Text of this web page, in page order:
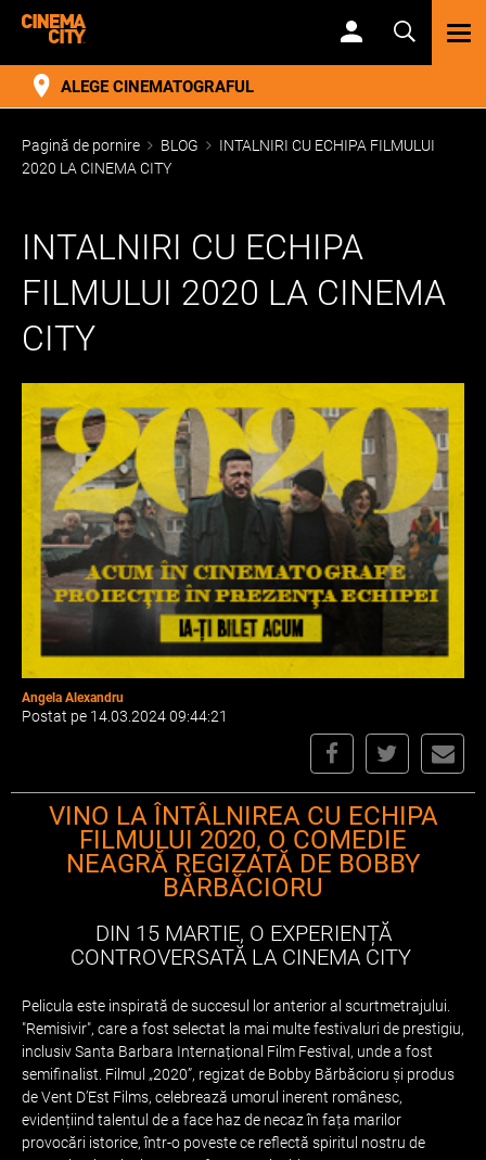
ALEGE CINEMATOGRAFUL
Pagină de pornire BLOG
INTALNIRI CU ECHIPA FILMULUI
2020 LA CINEMA CITY
INTALNIRI CU ECHIPA
FILMULUI 2020 LA CINEMA
CITY
Angela Alexandru
Postat pe 14.03.2024 09:44:21
VINO LA ÎNTÂLNIREA CU ECHIPA
FILMULUI 2020, O COMEDIE
NEAGRĂ REGIZATĂ DE BOBBY
BĂRBĂCIORU
DIN 15 MARTIE, O EXPERIENȚĂ
CONTROVERSATĂ LA CINEMA CITY
Pelicula este inspirată de succesul lor anterior al scurtmetrajului.
"Remisivir", care a fost selectat la mai multe festivaluri de prestigiu,
inclusiv Santa Barbara Internațional Film Festival, unde a fost
semifinalist. Filmul „2020”, regizat de Bobby Bărbăcioru și produs
de Vent D’Est Films, celebrează umorul inerent românesc,
evidențiind talentul de a face haz de necaz în fața marilor
provocări istorice, într-o poveste ce reflectă spiritul nostru de